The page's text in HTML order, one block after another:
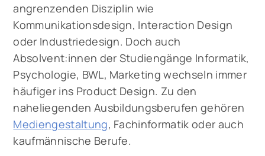
angrenzenden Disziplin wie
Kommunikationsdesign, Interaction Design
oder Industriedesign. Doch auch
Absolvent:innen der Studiengänge Informatik,
Psychologie, BWL, Marketing wechseln immer
häufiger ins Product Design. Zu den
naheliegenden Ausbildungsberufen gehören
Mediengestaltung, Fachinformatik oder auch
kaufmännische Berufe.